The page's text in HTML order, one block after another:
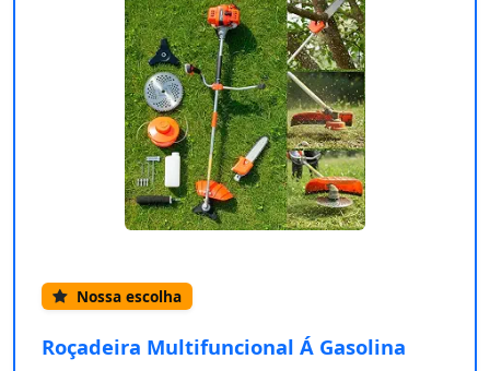
Nossa escolha
Roçadeira Multifuncional Á Gasolina